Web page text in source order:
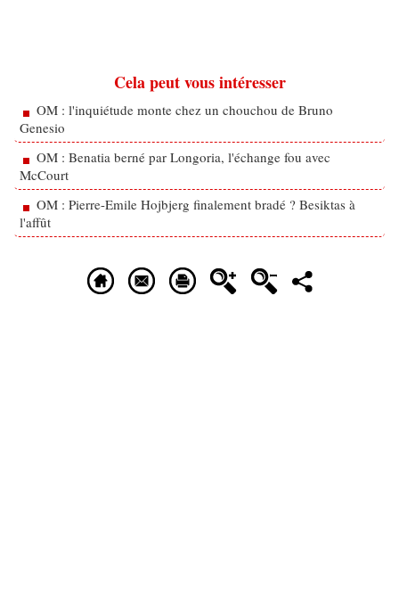
Cela peut vous intéresser
OM : l'inquiétude monte chez un chouchou de Bruno
Genesio
OM : Benatia berné par Longoria, l'échange fou avec
McCourt
OM : Pierre-Emile Hojbjerg finalement bradé ? Besiktas à
l'affût